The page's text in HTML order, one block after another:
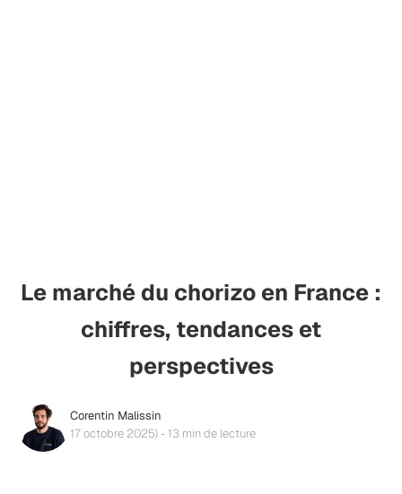
Le marché du chorizo en France :
chiffres, tendances et
perspectives
Corentin Malissin
17 octobre 2025) - 13 min de lecture